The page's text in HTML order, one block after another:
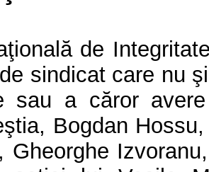
de
sindicat care nu
sau a căror
Bogdan
Gheorghe